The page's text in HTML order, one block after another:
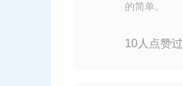
的简单。
10人点赞过